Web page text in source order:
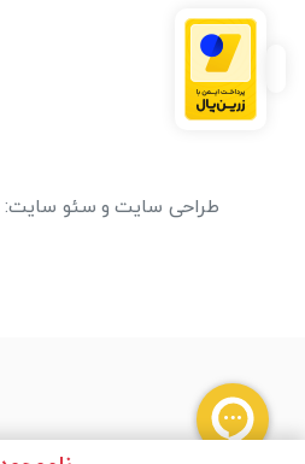
طراحی سایت و سئو سایت: